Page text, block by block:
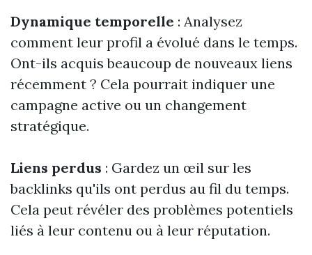
Dynamique temporelle : Analysez
comment leur profil a évolué dans le temps.
Ont-ils acquis beaucoup de nouveaux liens
récemment ? Cela pourrait indiquer une
campagne active ou un changement
stratégique.
Liens perdus : Gardez un œil sur les
backlinks qu'ils ont perdus au fil du temps.
Cela peut révéler des problèmes potentiels
liés à leur contenu ou à leur réputation.